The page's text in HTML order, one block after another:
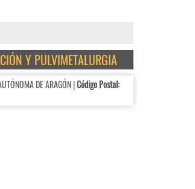
Y PULVIMETALURGIA
DE ARAGÓN |Código Postal: